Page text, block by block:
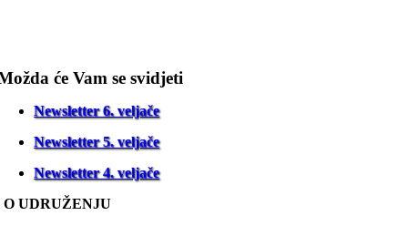
će Vam se svidjeti
Newsletter 6. veljače
Newsletter 5. veljače
Newsletter 4. veljače
O UDRUŽENJU